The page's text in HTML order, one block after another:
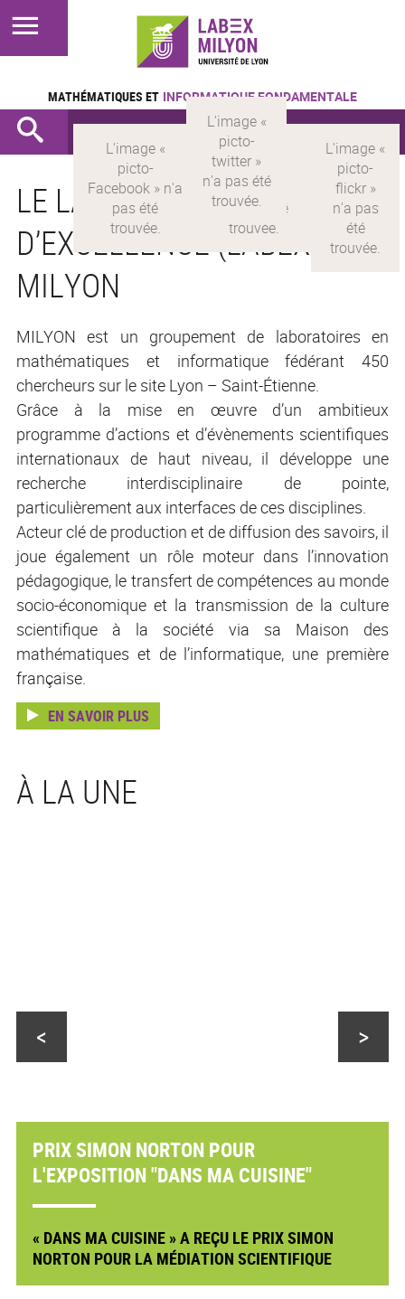
MATHÉMATIQUES ET INFORMATIQUE FONDAMENTALE
LE LABORATOIRE
D’EXCELLENCE (LABEX)
MILYON
MILYON est un groupement de laboratoires en
mathématiques et informatique fédérant 450
chercheurs sur le site Lyon – Saint-Étienne.
Grâce à la mise en œuvre d’un ambitieux
programme d’actions et d’évènements scientifiques
internationaux de haut niveau, il développe une
recherche interdisciplinaire de pointe,
particulièrement aux interfaces de ces disciplines.
Acteur clé de production et de diffusion des savoirs, il
joue également un rôle moteur dans l’innovation
pédagogique, le transfert de compétences au monde
socio-économique et la transmission de la culture
scientifique à la société via sa Maison des
mathématiques et de l’informatique, une première
française.
EN SAVOIR PLUS
PRIX SIMON NORTON POUR
L'EXPOSITION "DANS MA CUISINE"
« DANS MA CUISINE » A REÇU LE PRIX SIMON
NORTON POUR LA MÉDIATION SCIENTIFIQUE
< >